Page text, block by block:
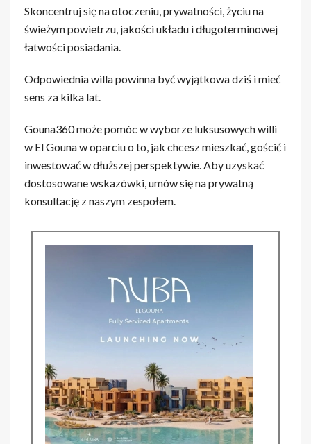
Skoncentruj się na otoczeniu, prywatności, życiu na
świeżym powietrzu, jakości układu i długoterminowej
łatwości posiadania.
Odpowiednia willa powinna być wyjątkowa dziś i mieć
sens za kilka lat.
Gouna360 może pomóc w wyborze luksusowych willi
w El Gouna w oparciu o to, jak chcesz mieszkać, gościć i
inwestować w dłuższej perspektywie. Aby uzyskać
dostosowane wskazówki, umów się na prywatną
konsultację z naszym zespołem.